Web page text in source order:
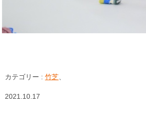
カテゴリー : 竹芝
2021.10.17